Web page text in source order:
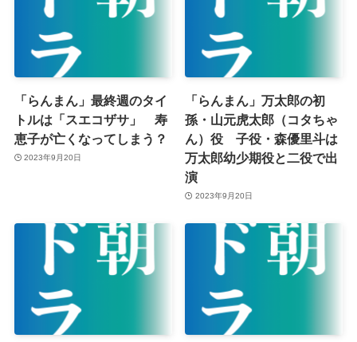
「らんまん」最終週のタイ
トルは「スエコザサ」 寿
恵子が亡くなってしまう？
2023年9月20日
「らんまん」万太郎の初
孫・山元虎太郎（コタちゃ
ん）役 子役・森優里斗は
万太郎幼少期役と二役で出
演
2023年9月20日